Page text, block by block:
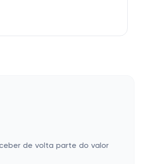
de volta parte do valor